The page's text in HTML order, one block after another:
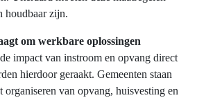
houdbaar zijn.
om werkbare oplossingen
impact van instroom en opvang direct
hierdoor geraakt. Gemeenten staan
van opvang, huisvesting en